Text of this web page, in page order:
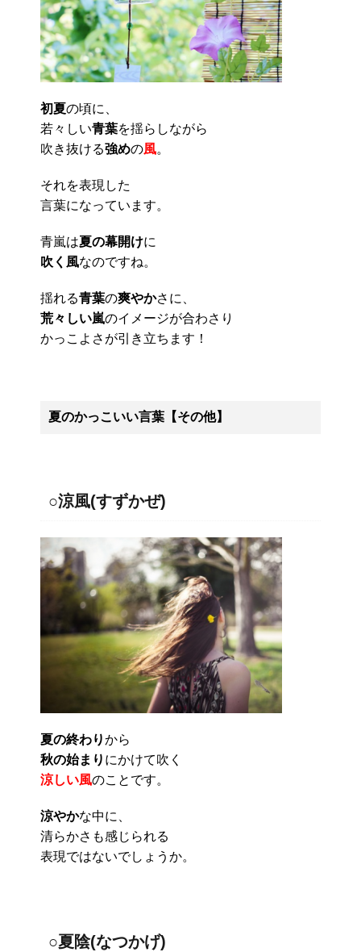
初夏の頃に、
若々しい青葉を揺らしながら
吹き抜ける強めの風。
それを表現した
言葉になっています。
青嵐は夏の幕開けに
吹く風なのですね。
揺れる青葉の爽やかさに、
荒々しい嵐のイメージが合わさり
かっこよさが引き立ちます！
夏のかっこいい言葉【その他】
○涼風(すずかぜ)
夏の終わりから
秋の始まり にかけて吹く
涼しい風のことです。
涼やかな中に、
清らかさも感じられる
表現ではないでしょうか。
○夏陰(なつかげ)